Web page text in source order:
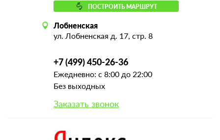
ПОСТРОИТЬ МАРШРУТ
Лобненская
ул. Лобненская д. 17, стр. 8
+7 (499) 450-26-36
Ежедневно: с 8:00 до 22:00
Без выходных
Заказать звонок